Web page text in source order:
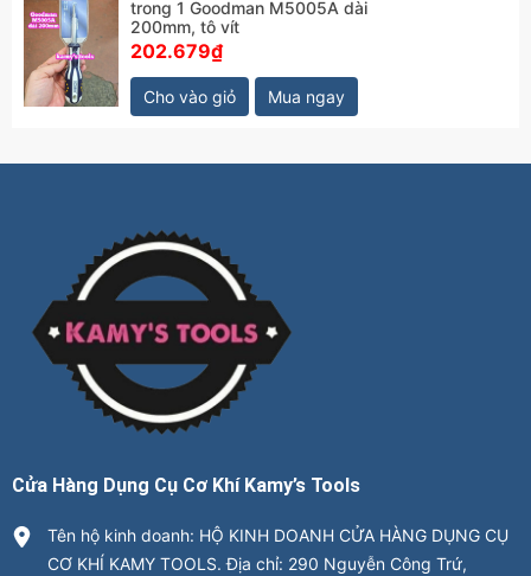
trong 1 Goodman M5005A dài
200mm, tô vít
202.679₫
Cho vào giỏ Mua ngay
Cửa Hàng Dụng Cụ Cơ Khí Kamy’s Tools
Tên hộ kinh doanh: HỘ KINH DOANH CỬA HÀNG DỤNG CỤ
CƠ KHÍ KAMY TOOLS. Địa chỉ: 290 Nguyễn Công Trứ,